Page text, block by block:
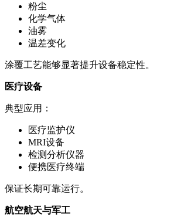
粉尘
化学气体
油雾
温差变化
涂覆工艺能够显著提升设备稳定性。
医疗设备
典型应用：
医疗监护仪
MRI设备
检测分析仪器
便携医疗终端
保证长期可靠运行。
航空航天与军工